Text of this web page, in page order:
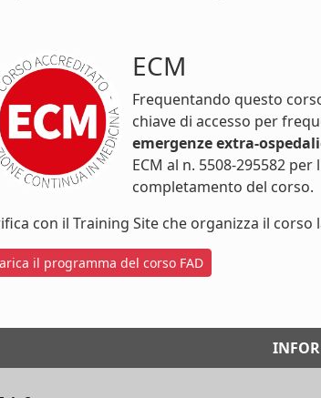
ECM
Frequentando questo
chiave di accesso per
emergenze extra-
ECM al n. 5508-295582
completamento del corso.
con il Training Site che organizza il
il programma del corso FAD